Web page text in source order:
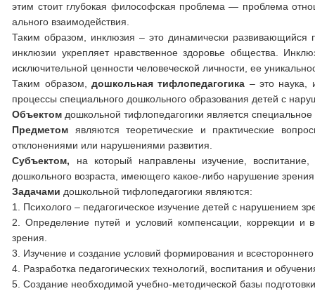
этим стоит глубокая философская проблема — проблема
ального взаимодействия.
Таким образом, инклюзия – это динамически
инклюзии укрепляет нравственное здоровье общества.
исключительной ценности чело­веческой личности, ее
Таким образом,дошкольная тифлопедагогика – это наука,
процессы специального дошкольного образования детей с
Объектом дошкольной тифлопедагогики является
Предметом являются теоретические и практические
отклонениями или нарушениями развития.
Субъектом, на который направлены изучение,
дошкольного возраста, имеющего какое-либо нарушение
Задачами дошкольной тифлопедагогики являются:
1. Психолого – педагогическое изучение детей с нарушением
2. Определение путей и условий компенсации, коррекции и
зрения.
3. Изучение и создание условий формирования и
4. Разработка педагогических технологий, воспитания и
5. Создание необходимой учебно-методической базы